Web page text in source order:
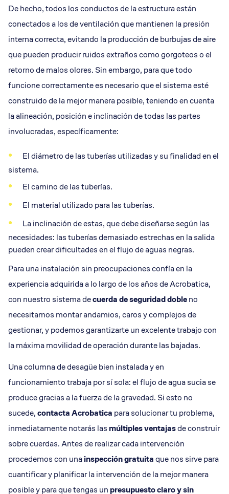
De hecho, todos los conductos de la estructura están
conectados a los de ventilación que mantienen la presión
interna correcta, evitando la producción de burbujas de aire
que pueden producir ruidos extraños como gorgoteos o el
retorno de malos olores. Sin embargo, para que todo
funcione correctamente es necesario que el sistema esté
construido de la mejor manera posible, teniendo en cuenta
la alineación, posición e inclinación de todas las partes
involucradas, específicamente:
El diámetro de las tuberías utilizadas y su finalidad en el
sistema.
El camino de las tuberías.
El material utilizado para las tuberías.
La inclinación de estas, que debe diseñarse según las
necesidades: las tuberías demasiado estrechas en la salida
pueden crear dificultades en el flujo de aguas negras.
Para una instalación sin preocupaciones confía en la
experiencia adquirida a lo largo de los años de Acrobatica,
con nuestro sistema decuerda de seguridad dobleno
necesitamos montar andamios, caros y complejos de
gestionar, y podemos garantizarte un excelente trabajo con
la máxima movilidad de operación durante las bajadas.
Una columna de desagüe bien instalada y en
funcionamiento trabaja por sí sola: el flujo de agua sucia se
produce gracias a la fuerza de la gravedad. Si esto no
sucede,contacta Acrobatica para solucionar tu problema,
inmediatamente notarás las múltiples ventajasde construir
sobre cuerdas. Antes de realizar cada intervención
procedemos con unainspección gratuitaque nos sirve para
cuantificar y planificar la intervención de la mejor manera
posible y para que tengas un presupuesto claro y sin